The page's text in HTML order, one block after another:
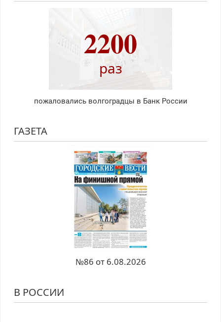
2200
раз
пожаловались волгоградцы в Банк России
ГАЗЕТА
№86 от 6.08.2026
В РОССИИ